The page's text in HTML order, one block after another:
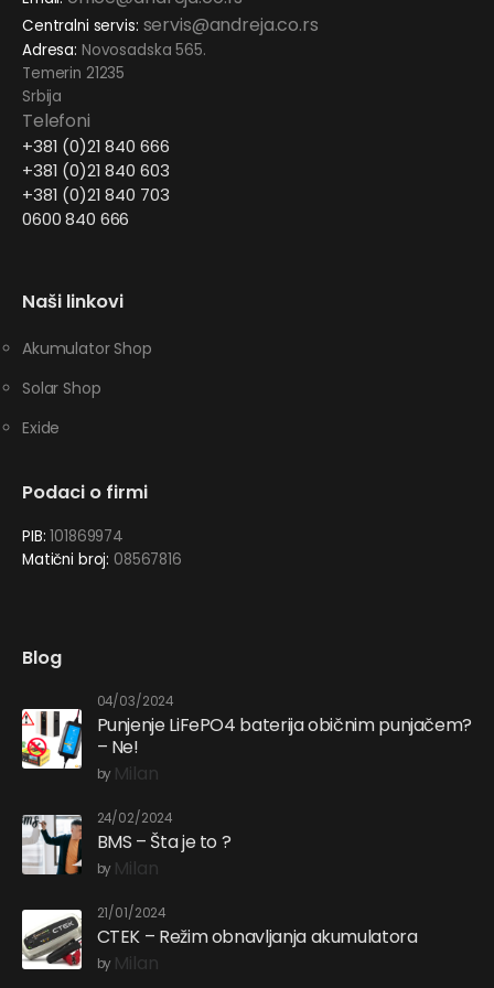
Centralni servis: servis@andreja.co.rs
Adresa: Novosadska 565.
Temerin 21235
Srbija
Telefoni
+381 (0)21 840 666
+381 (0)21 840 603
+381 (0)21 840 703
0600 840 666
Naši linkovi
Akumulator Shop
Solar Shop
Exide
Podaci o firmi
PIB: 101869974
Matični broj: 08567816
Blog
04/03/2024
Punjenje LiFePO4 baterija običnim punjačem?
– Ne!
by Milan
24/02/2024
BMS – Šta je to ?
by Milan
21/01/2024
CTEK – Režim obnavljanja akumulatora
by Milan